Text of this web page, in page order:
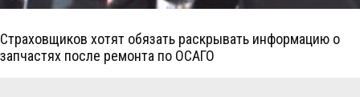
Страховщиков хотят обязать раскрывать информацию о
запчастях после ремонта по ОСАГО